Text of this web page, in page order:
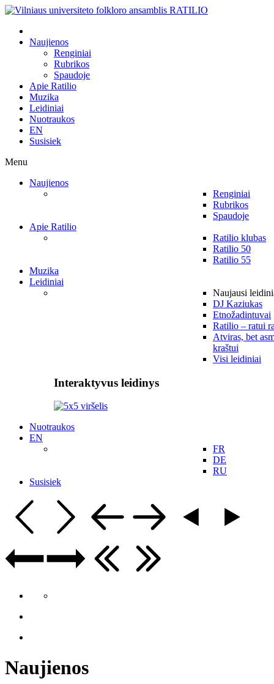
Naujienos
Renginiai
Rubrikos
Spaudoje
Apie Ratilio
Muzika
Leidiniai
Nuotraukos
EN
Susisiek
Menu
Naujienos
Renginiai
Rubrikos
Spaudoje
Apie Ratilio
Ratilio klubas
Ratilio 50
Ratilio 55
Muzika
Leidiniai
Naujausi
DJ Kaziukas
Etnožadintuvai
Ratilio – ratui
Atviras, bet
kraštui
Visi leidiniai
Interaktyvus leidinys
Nuotraukos
EN
FR
DE
RU
Susisiek
Naujienos